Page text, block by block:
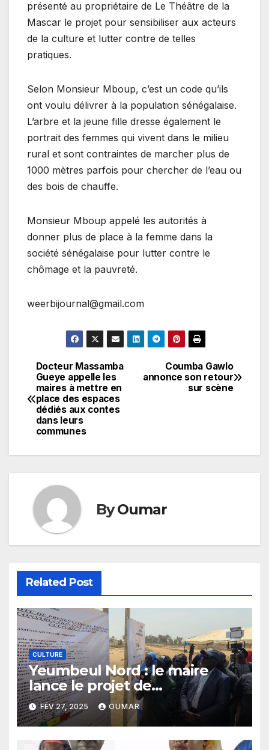
présenté au propriétaire de Le Théâtre de la
Mascar le projet pour sensibiliser aux acteurs
de la culture et lutter contre de telles
pratiques.
Selon Monsieur Mboup, c’est un code qu’ils
ont voulu délivrer à la population sénégalaise.
L’arbre et la jeune fille dresse également le
portrait des femmes qui vivent dans le milieu
rural et sont contraintes de marcher plus de
1000 mètres parfois pour chercher de l’eau ou
des bois de chauffe.
Monsieur Mboup appelé les autorités à
donner plus de place à la femme dans la
société sénégalaise pour lutter contre le
chômage et la pauvreté.
weerbijournal@gmail.com
Navigation
de
l’article
Coumba Gawlo
annonce son retour
sur scène
Docteur Massamba
Gueye appelle les
maires à mettre en
place des espaces
dédiés aux contes
dans leurs
communes
ByOumar
Related Post
CULTURE
Yeumbeul Nord : le maire
lance le projet de
construction d’un centre
socioculturel
FÉV 27, 2025 OUMAR